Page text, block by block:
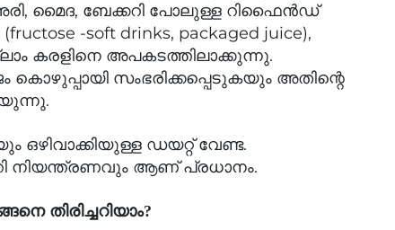
മൈദ, ബേക്കറി പോലുള്ള റിഫൈൻഡ്
-soft drinks, packaged juice),
കരളിനെ അപകടത്തിലാക്കുന്നു.
സംഭരിക്കപ്പെടുകയും അതിന്റെ
ഡയറ്റ് വേണ്ട.
നിയന്ത്രണവും ആണ് പ്രധാനം.
തിരിച്ചറിയാം?